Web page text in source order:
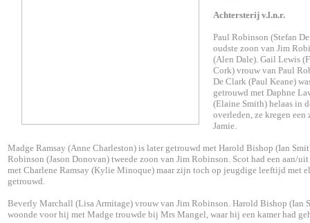
Achtersterij v.l.n.r.
Paul Robinson (Stefan
oudste zoon van Jim
(Alen Dale). Gail Lewis
Cork) vrouw van Paul
De Clark (Paul Keane)
getrouwd met Daphne
(Elaine Smith) helaas in
overleden, ze kregen een
Jamie.
Madge Ramsay (Anne Charleston) is later getrouwd met Harold Bishop (Ian
Robinson (Jason Donovan) tweede zoon van Jim Robinson. Scot had een aan/
met Charlene Ramsay (Kylie Minoque) maar zijn toch op jeugdige leeftijd met
getrouwd.
Beverly Marchall (Lisa Armitage) vrouw van Jim Robinson. Harold Bishop (Ian
woonde voor hij met Madge trouwde bij Mrs Mangel, waar hij een kamer had